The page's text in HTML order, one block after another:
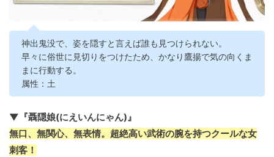
神出鬼没で、姿を隠すと言えば誰も見つけられない。
早々に俗世に見切りをつけたため、かなり鷹揚で気の向くま
まに行動する。
属性：土
▼『聶隠娘(にえいんにゃん)』
無口、無関心、無表情。超絶高い武術の腕を持つクールな女
刺客！